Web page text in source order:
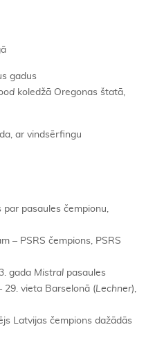
gadus
koledžā Oregonas štatā,
ar vindsērfingu
par pasaules čempionu,
– PSRS čempions, PSRS
gada Mistral pasaules
29. vieta Barselonā (Lechner),
Latvijas čempions dažādās